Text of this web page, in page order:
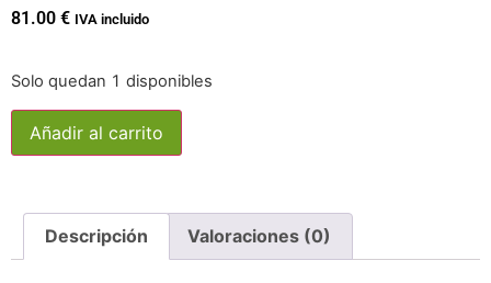
81.00 € IVA incluido
Solo quedan 1 disponibles
Añadir al carrito
Descripción Valoraciones (0)